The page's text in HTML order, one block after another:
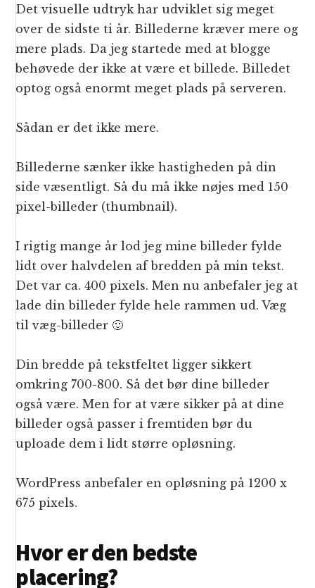
Det visuelle udtryk har udviklet sig meget
over de sidste ti år. Billederne kræver mere og
mere plads. Da jeg startede med at blogge
behøvede der ikke at være et billede. Billedet
optog også enormt meget plads på serveren.
Sådan er det ikke mere.
Billederne sænker ikke hastigheden på din
side væsentligt. Så du må ikke nøjes med 150
pixel-billeder (thumbnail).
I rigtig mange år lod jeg mine billeder fylde
lidt over halvdelen af bredden på min tekst.
Det var ca. 400 pixels. Men nu anbefaler jeg at
lade din billeder fylde hele rammen ud. Væg
til væg-billeder 🙂
Din bredde på tekstfeltet ligger sikkert
omkring 700-800. Så det bør dine billeder
også være. Men for at være sikker på at dine
billeder også passer i fremtiden bør du
uploade dem i lidt større opløsning.
WordPress anbefaler en opløsning på 1200 x
675 pixels.
Hvor er den bedste
placering?